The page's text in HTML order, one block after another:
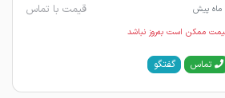
قیمت با تماس
ممکن است به‌روز نباشد
تماس گفتگو